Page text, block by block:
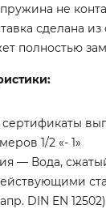
не
сделана из
полностью
1/2 «- 1»
— Вода,
DIN EN 12502)